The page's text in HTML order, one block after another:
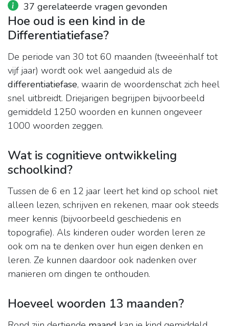
37 gerelateerde vragen gevonden
Hoe oud is een kind in de
Differentiatiefase?
De periode van 30 tot 60 maanden (tweeënhalf tot
vijf jaar) wordt ook wel aangeduid als de
differentiatiefase, waarin de woordenschat zich heel
snel uitbreidt. Driejarigen begrijpen bijvoorbeeld
gemiddeld 1250 woorden en kunnen ongeveer
1000 woorden zeggen.
Wat is cognitieve ontwikkeling
schoolkind?
Tussen de 6 en 12 jaar leert het kind op school niet
alleen lezen, schrijven en rekenen, maar ook steeds
meer kennis (bijvoorbeeld geschiedenis en
topografie). Als kinderen ouder worden leren ze
ook om na te denken over hun eigen denken en
leren. Ze kunnen daardoor ook nadenken over
manieren om dingen te onthouden.
Hoeveel woorden 13 maanden?